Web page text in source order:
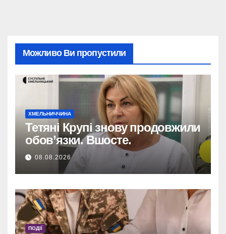
Можливо Ви пропустили
ХМЕЛЬНИЧЧИНА
Тетяні Крупі знову продовжили
обов’язки. Вшосте.
08.08.2026
ПОДІЇ